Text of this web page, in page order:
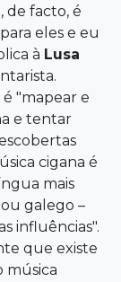
de facto, é
eles e eu
à Lusa
"mapear e
e tentar
cigana é
mais
galego –
influências".
que existe
música